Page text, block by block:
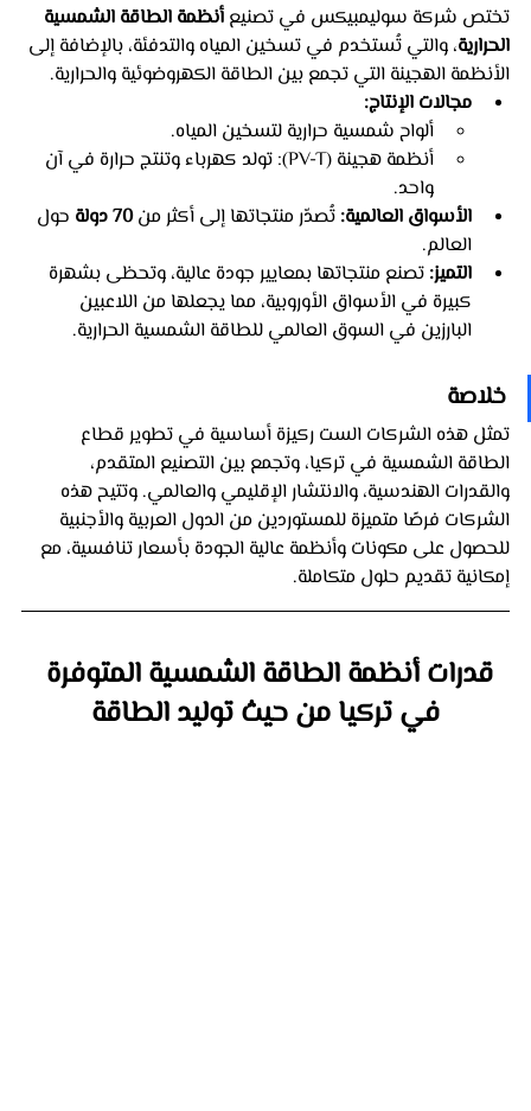
تختص شركة سوليمبيكس في تصنيع أنظمة الطاقة الشمسية
الحرارية، والتي تُستخدم في تسخين المياه والتدفئة، بالإضافة إلى
الأنظمة الهجينة التي تجمع بين الطاقة الكهروضوئية والحرارية.
مجالات الإنتاج:
ألواح شمسية حرارية لتسخين المياه.
أنظمة هجينة (PV-T): تولد كهرباء وتنتج حرارة في آن
واحد.
الأسواق العالمية: تُصدّر منتجاتها إلى أكثر من 70 دولة
حول
العالم.
التميز: تصنع منتجاتها بمعايير جودة عالية، وتحظى بشهرة
كبيرة في الأسواق الأوروبية، مما يجعلها من اللاعبين
البارزين في السوق العالمي للطاقة الشمسية الحرارية.
خلاصة
تمثل هذه الشركات الست ركيزة أساسية في تطوير قطاع
الطاقة الشمسية في تركيا، وتجمع بين التصنيع المتقدم،
والقدرات الهندسية، والانتشار الإقليمي والعالمي. وتتيح هذه
الشركات فرصًا متميزة للمستوردين من الدول العربية والأجنبية
للحصول على مكونات وأنظمة عالية الجودة بأسعار تنافسية، مع
إمكانية تقديم حلول متكاملة.
قدرات أنظمة الطاقة الشمسية المتوفرة
في تركيا من حيث توليد الطاقة